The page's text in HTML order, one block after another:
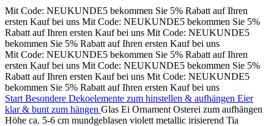
Mit Code: NEUKUNDE5 bekommen Sie 5% Rabatt auf Ihren
ersten Kauf bei uns Mit Code: NEUKUNDE5 bekommen Sie 5%
Rabatt auf Ihren ersten Kauf bei uns Mit Code: NEUKUNDE5
bekommen Sie 5% Rabatt auf Ihren ersten Kauf bei uns
Mit Code: NEUKUNDE5 bekommen Sie 5% Rabatt auf Ihren
ersten Kauf bei uns Mit Code: NEUKUNDE5 bekommen Sie 5%
Rabatt auf Ihren ersten Kauf bei uns Mit Code: NEUKUNDE5
bekommen Sie 5% Rabatt auf Ihren ersten Kauf bei uns
Start Besondere Dekoelemente zum hinstellen & aufhängen Eier
klar & bunt zum hängen Glas Ei Ornament Osterei zum aufhängen
Höhe ca. 5-6 cm mundgeblasen violett metallic irisierend Tia